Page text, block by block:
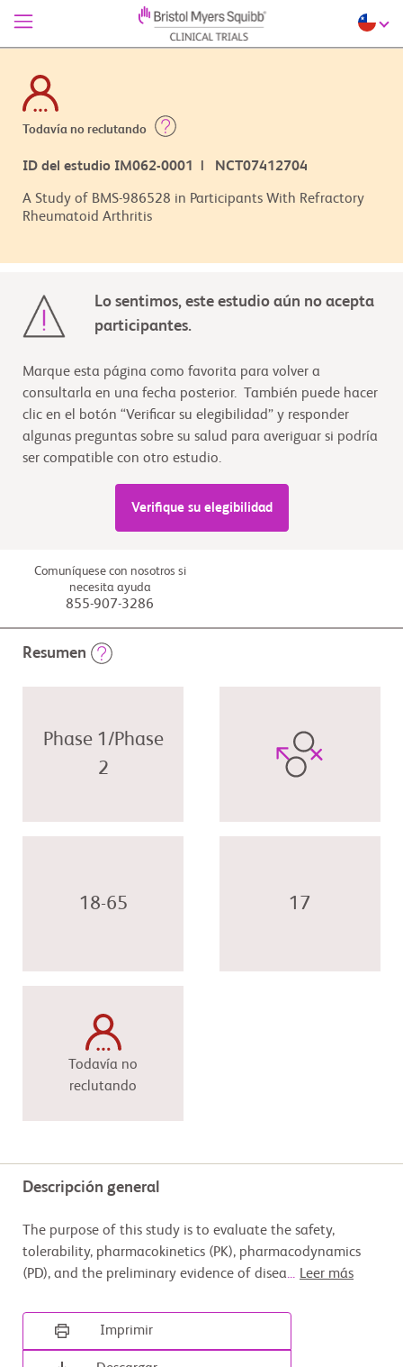
Todavía no reclutando
ID del estudio IM062-0001 | NCT07412704
A Study of BMS-986528 in Participants With Refractory
Rheumatoid Arthritis
Lo sentimos, este estudio aún no acepta
participantes.
Marque esta página como favorita para volver a
consultarla en una fecha posterior. También puede hacer
clic en el botón “Verificar su elegibilidad” y responder
algunas preguntas sobre su salud para averiguar si podría
ser compatible con otro estudio.
Verifique su elegibilidad
Comuníquese con nosotros si
necesita ayuda
855-907-3286
Resumen
Phase 1/Phase
2
18-65 17
Todavía no
reclutando
Descripción general
The purpose of this study is to evaluate the safety,
tolerability, pharmacokinetics (PK), pharmacodynamics
(PD), and the preliminary evidence of disea... Leer más
Imprimir